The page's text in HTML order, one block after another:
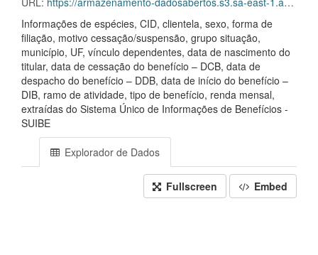
Informações de espécies, CID, clientela, sexo, forma de
filiação, motivo cessação/suspensão, grupo situação,
município, UF, vínculo dependentes, data de nascimento do
titular, data de cessação do benefício – DCB, data de
despacho do benefício – DDB, data de início do benefício –
DIB, ramo de atividade, tipo de benefício, renda mensal,
extraídas do Sistema Único de Informações de Benefícios -
SUIBE
Explorador de Dados
Fullscreen Embed